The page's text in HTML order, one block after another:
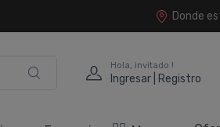
Donde
Hola, invitado !
Ingresar | Registro